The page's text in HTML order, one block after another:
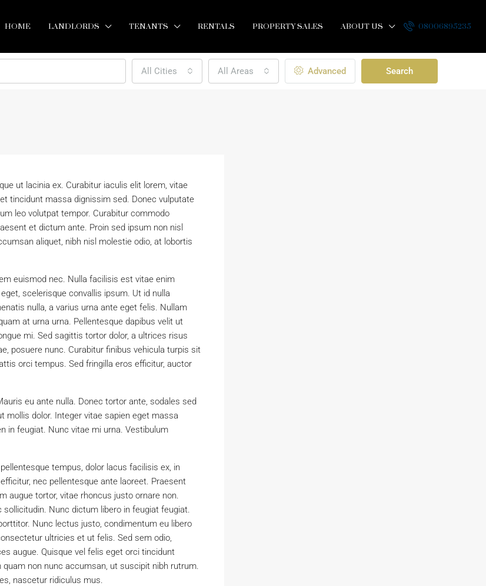
HOME LANDLORDS TENANTS RENTALS PROPERTY SALES ABOUT US 08006895235
All Cities All Areas Advanced Search
ut lacinia ex. Curabitur iaculis elit lorem, vitae
tincidunt massa dignissim sed. Donec vulputate
leo volutpat tempor. Curabitur commodo
et dictum ante. Proin sed ipsum non nisl
aliquet, nibh nisl molestie odio, at lobortis
euismod nec. Nulla facilisis est vitae enim
scelerisque convallis ipsum. Ut id nulla
nulla, a varius urna ante eget felis. Nullam
at urna urna. Pellentesque dapibus velit ut
mi. Sed sagittis tortor dolor, a ultrices risus
posuere nunc. Curabitur finibus vehicula turpis sit
orci tempus. Sed fringilla eros efficitur, auctor
eu ante nulla. Donec tortor ante, sodales sed
mollis dolor. Integer vitae sapien eget massa
in feugiat. Nunc vitae mi urna. Vestibulum
tempus, dolor lacus facilisis ex, in
nec pellentesque ante laoreet. Praesent
augue tortor, vitae rhoncus justo ornare non.
Nunc dictum libero in feugiat feugiat.
Nunc lectus justo, condimentum eu libero
ultricies et ut felis. Sed sem odio,
augue. Quisque vel felis eget orci tincidunt
non nunc accumsan, ut suscipit nibh rutrum.
nascetur ridiculus mus.